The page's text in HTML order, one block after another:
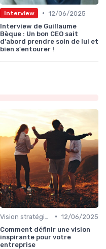
Interview • 12/06/2025
Interview de Guillaume
Bèque : Un bon CEO sait
d'abord prendre soin de lui et
bien s'entourer !
• 12/06/2025
Comment définir une vision
inspirante pour votre
entreprise